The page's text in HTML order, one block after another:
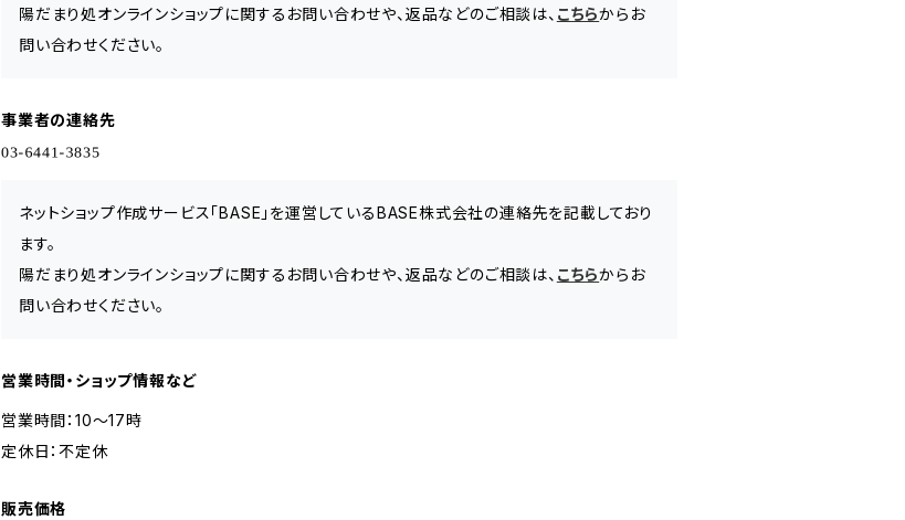
陽だまり処オンラインショップに関するお問い合わせや、返品などのご相談は、 こちらからお
問い合わせください。
事業者の連絡先
ネットショップ作成サービス「BASE」を運営しているBASE株式会社の連絡先を記載しており
ます。
陽だまり処オンラインショップに関するお問い合わせや、返品などのご相談は、 こちらからお
問い合わせください。
営業時間・ショップ情報など
営業時間：10～17時
定休日：不定休
販売価格